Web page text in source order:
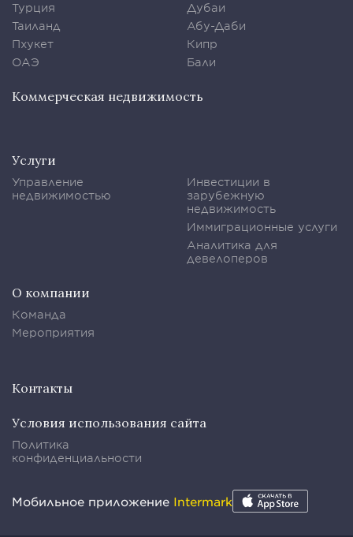
Турция
Таиланд
Пхукет
ОАЭ
Дубаи
Абу-Даби
Кипр
Бали
Коммерческая недвижимость
Услуги
Управление
недвижимостью
Инвестиции в
зарубежную
недвижимость
Иммиграционные услуги
Аналитика для
девелоперов
О компании
Команда
Мероприятия
Контакты
Условия использования сайта
Политика
конфиденциальности
Мобильное приложение Intermark